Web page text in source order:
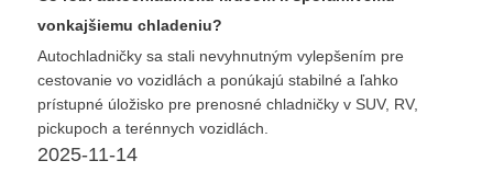
vonkajšiemu chladeniu?
Autochladničky sa stali nevyhnutným vylepšením pre
cestovanie vo vozidlách a ponúkajú stabilné a ľahko
prístupné úložisko pre prenosné chladničky v SUV, RV,
pickupoch a terénnych vozidlách.
2025-11-14